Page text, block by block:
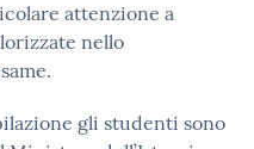
attenzione a
nello
gli studenti sono